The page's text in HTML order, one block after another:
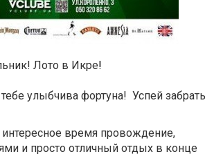
Лото в Икре!
улыбчива фортуна! Успей забрать
время провождение,
и просто отличный отдых в конце